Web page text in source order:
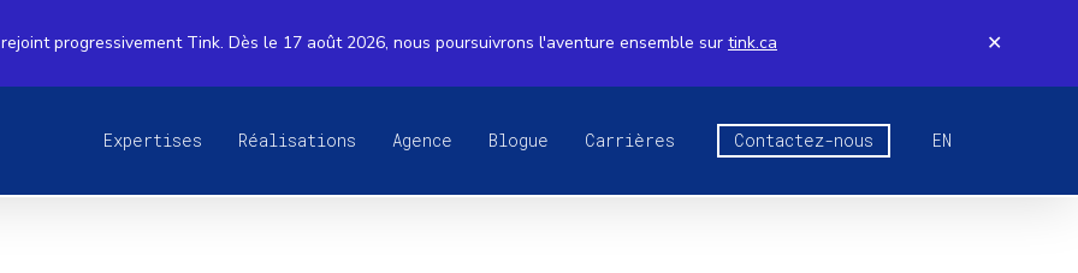
progressivement Tink. Dès le 17 août 2026, nous poursuivrons l'aventure ensemble sur tink.ca ✕
Expertises Réalisations Agence Blogue Carrières Contactez-nous EN